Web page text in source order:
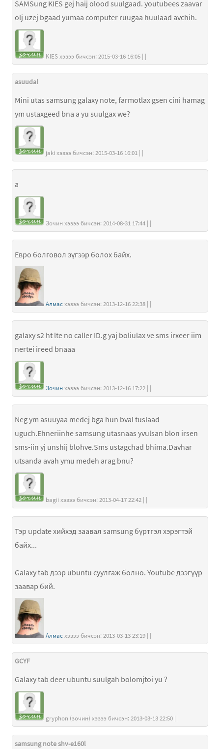
SAMSung KIES gej haij olood suulgaad. youtubees zaavar
olj uzej bgaad yumaa computer ruugaa huulaad avchih.
KIES хэзээ бичсэн: 2015-03-16 16:05 | |
asuudal
Mini utas samsung galaxy note, farmotlax gsen cini hamag
ym ustaxgeed bna a yu suulgax we?
jaki хэзээ бичсэн: 2015-03-16 16:01 | |
a
Зочин хэзээ бичсэн: 2014-08-31 17:44 | |
Евро болговол зүгээр болох байх.
Алмас хэзээ бичсэн: 2013-12-16 22:38 | |
galaxy s2 ht lte no caller ID.g yaj boliulax ve sms irxeer iim
nertei ireed bnaaa
Зочин хэзээ бичсэн: 2013-12-16 17:22 | |
Neg ym asuuyaa medej bga hun bval tuslaad
uguch.Ehneriinhe samsung utasnaas yvulsan blon irsen
sms-iin yj unshij blohve.Sms ustagchad bhima.Davhar
utsanda avah ymu medeh arag bnu?
bagii хэзээ бичсэн: 2013-04-17 22:42 | |
Тэр update хийхэд заавал samsung бүртгэл хэрэгтэй
байх...
Galaxy tab дээр ubuntu суулгаж болно. Youtube дээгүүр
заавар бий.
Алмас хэзээ бичсэн: 2013-03-13 23:19 | |
GCYF
Galaxy tab deer ubuntu suulgah bolomjtoi yu ?
gryphon (зочин) хэзээ бичсэн: 2013-03-13 22:50 | |
samsung note shv-e160l